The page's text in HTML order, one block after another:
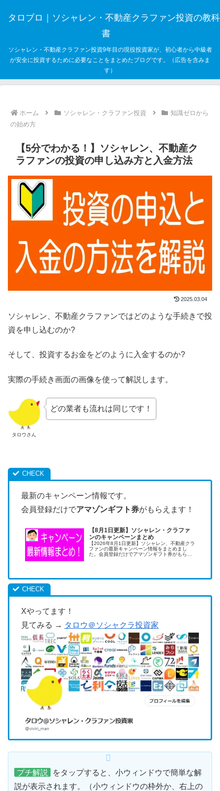
タロブロ｜ソシャレン・不動産クラファン投資の教科
書
ソシャレン・不動産クラファン投資9年目の現役投資家が、初心者から中級者
が安全に投資するために必要なことをまとめたブログです。（広告を含みま
す）
ホーム ソシャレン・クラファン投資
知識ゼロから
の始め方
【5分でわかる！】ソシャレン、不動産ク
ラファンの投資の申し込み方と入金方法
2025.03.04
ソシャレン、不動産クラファンではどのような手続きで投
資を申し込むのか?
そして、投資するお金をどのように入金するのか?
実際の手続き画面の画像を使って解説します。
タロウさん
どの業者も流れは同じです！
最新のキャンペーン情報です。
会員登録だけでアマゾンギフト券がもらえます！
【8月1日更新】ソシャレン・クラファ
ンのキャンペーンまとめ
【2026年8月1日更新】ソシャレン、不動産クラ
ファンの最新キャンペーン情報をまとめまし
た。会員登録だけでアマゾンギフト券がもらえ
Xやってます！
見てみる → タロウ＠ソシャクラ投資家
プチ解説
をタップすると、小ウィンドウで簡単な解
説が表示されます。（小ウィンドウの枠外か、右上の